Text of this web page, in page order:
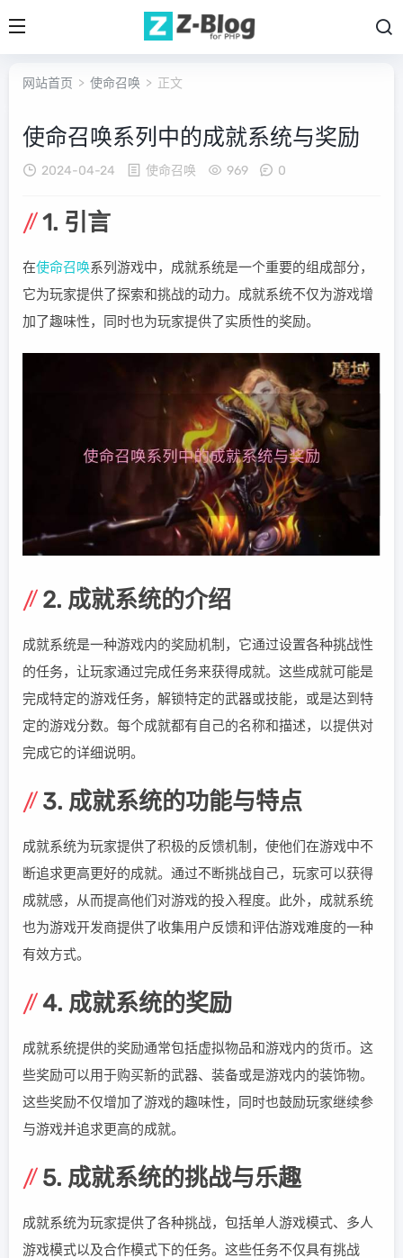
网站首页 > 使命召唤 > 正文
使命召唤系列中的成就系统与奖励
2024-04-24 使命召唤 969 0
1. 引言
在使命召唤系列游戏中，成就系统是一个重要的组成部分，
它为玩家提供了探索和挑战的动力。成就系统不仅为游戏增
加了趣味性，同时也为玩家提供了实质性的奖励。
2. 成就系统的介绍
成就系统是一种游戏内的奖励机制，它通过设置各种挑战性
的任务，让玩家通过完成任务来获得成就。这些成就可能是
完成特定的游戏任务，解锁特定的武器或技能，或是达到特
定的游戏分数。每个成就都有自己的名称和描述，以提供对
完成它的详细说明。
3. 成就系统的功能与特点
成就系统为玩家提供了积极的反馈机制，使他们在游戏中不
断追求更高更好的成就。通过不断挑战自己，玩家可以获得
成就感，从而提高他们对游戏的投入程度。此外，成就系统
也为游戏开发商提供了收集用户反馈和评估游戏难度的一种
有效方式。
4. 成就系统的奖励
成就系统提供的奖励通常包括虚拟物品和游戏内的货币。这
些奖励可以用于购买新的武器、装备或是游戏内的装饰物。
这些奖励不仅增加了游戏的趣味性，同时也鼓励玩家继续参
与游戏并追求更高的成就。
5. 成就系统的挑战与乐趣
成就系统为玩家提供了各种挑战，包括单人游戏模式、多人
游戏模式以及合作模式下的任务。这些任务不仅具有挑战